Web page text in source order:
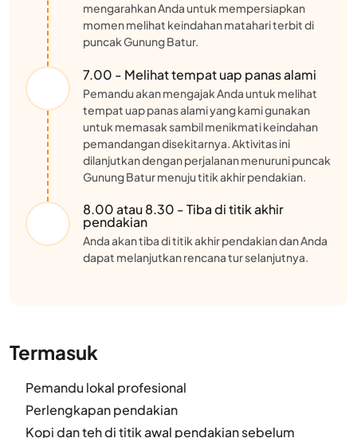
mengarahkan Anda untuk mempersiapkan
momen melihat keindahan matahari terbit di
puncak Gunung Batur.
7.00 - Melihat tempat uap panas alami
Pemandu akan mengajak Anda untuk melihat
tempat uap panas alami yang kami gunakan
untuk memasak sambil menikmati keindahan
pemandangan disekitarnya. Aktivitas ini
dilanjutkan dengan perjalanan menuruni puncak
Gunung Batur menuju titik akhir pendakian.
8.00 atau 8.30 - Tiba di titik akhir
pendakian
Anda akan tiba di titik akhir pendakian dan Anda
dapat melanjutkan rencana tur selanjutnya.
Termasuk
Pemandu lokal profesional
Perlengkapan pendakian
Kopi dan teh di titik awal pendakian sebelum